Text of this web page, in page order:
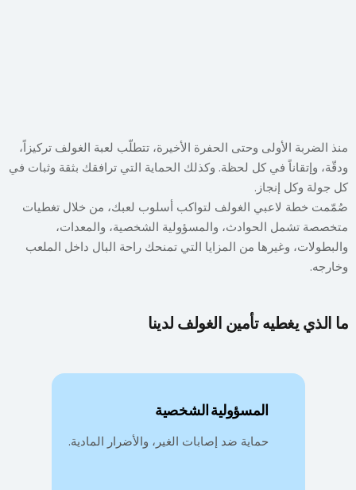
منذ الضربة الأولى وحتى الحفرة الأخيرة، تتطلّب لعبة الغولف تركيزاً،
ودقّة، وإتقاناً في كل لحظة. وكذلك الحماية التي ترافقك بثقة وثبات في
كل جولة وكل إنجاز.
صُمّمت خطة لاعبي الغولف لتواكب أسلوب لعبك، من خلال تغطيات
متخصصة تشمل الحوادث، والمسؤولية الشخصية، والمعدات،
والبطولات، وغيرها من المزايا التي تمنحك راحة البال داخل الملعب
وخارجه.
ما الذي يغطيه تأمين الغولف لدينا
المسؤولية الشخصية
حماية ضد إصابات الغير، والأضرار المادية.